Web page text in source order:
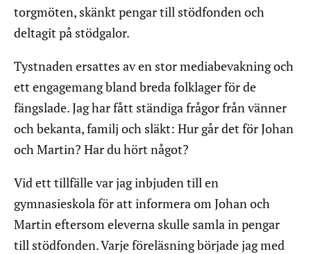
torgmöten, skänkt pengar till stödfonden och
deltagit på stödgalor.
Tystnaden ersattes av en stor mediabevakning och
ett engagemang bland breda folklager för de
fängslade. Jag har fått ständiga frågor från vänner
och bekanta, familj och släkt: Hur går det för Johan
och Martin? Har du hört något?
Vid ett tillfälle var jag inbjuden till en
gymnasieskola för att informera om Johan och
Martin eftersom eleverna skulle samla in pengar
till stödfonden. Varje föreläsning började jag med